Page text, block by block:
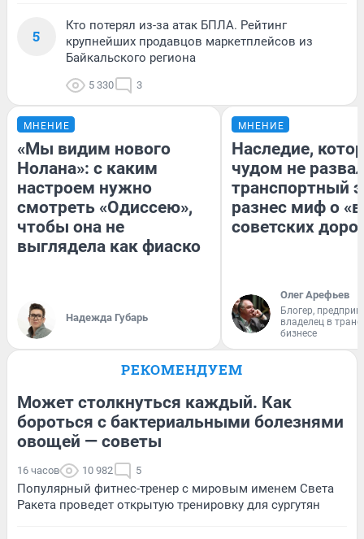
5
Кто потерял из-за атак БПЛА. Рейтинг
крупнейших продавцов маркетплейсов из
Байкальского региона
5 330 3
МНЕНИЕ
«Мы видим нового
Нолана»: с каким
настроем нужно
смотреть «Одиссею»,
чтобы она не
выглядела как фиаско
Надежда Губарь
МНЕНИЕ
Наследие,
чудом не
транспортный
разнес миф о
советских
Олег Арефьев
Блогер,
владелец в
бизнесе
РЕКОМЕНДУЕМ
Может столкнуться каждый. Как
бороться с бактериальными болезнями
овощей — советы
16 часов 10 982 5
Популярный фитнес-тренер с мировым именем Света
Ракета проведет открытую тренировку для сургутян